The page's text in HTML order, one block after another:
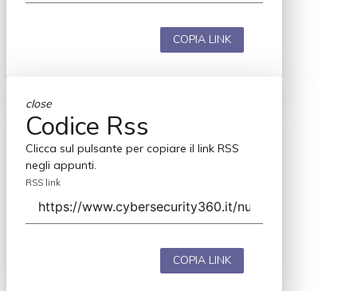
COPIA LINK
close
Codice Rss
Clicca sul pulsante per copiare il link RSS
negli appunti.
RSS link
COPIA LINK